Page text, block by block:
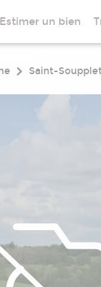
Estimer un bien
Saint-